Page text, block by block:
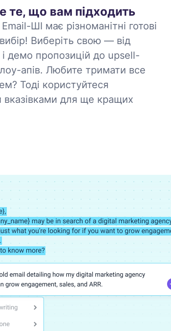
те, що вам підходить
ШІ має різноманітні готові
Виберіть свою — від
і демо пропозицій до upsell-
апів. Любите тримати все
Тоді користуйтеся
для ще кращих